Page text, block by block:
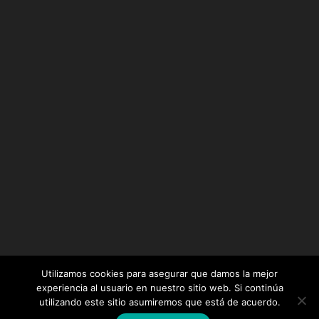
Diseñado por Elegant Themes| Desarrollado por
Utilizamos cookies para asegurar que damos la mejor
experiencia al usuario en nuestro sitio web. Si continúa
utilizando este sitio asumiremos que está de acuerdo.